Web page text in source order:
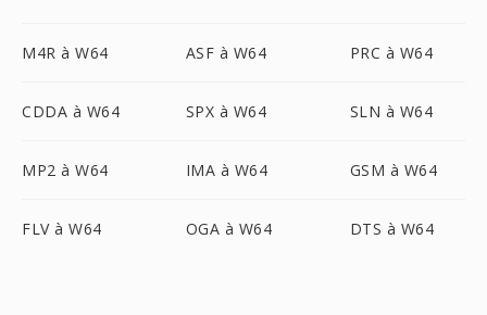
M4R à W64 ASF à W64 PRC à W64
CDDA à W64 SPX à W64 SLN à W64
MP2 à W64 IMA à W64 GSM à W64
FLV à W64 OGA à W64 DTS à W64